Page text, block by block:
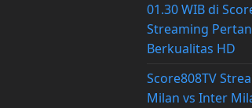
01.30 WIB di
Streaming
Berkualitas HD
Score808TV
Milan vs Inter